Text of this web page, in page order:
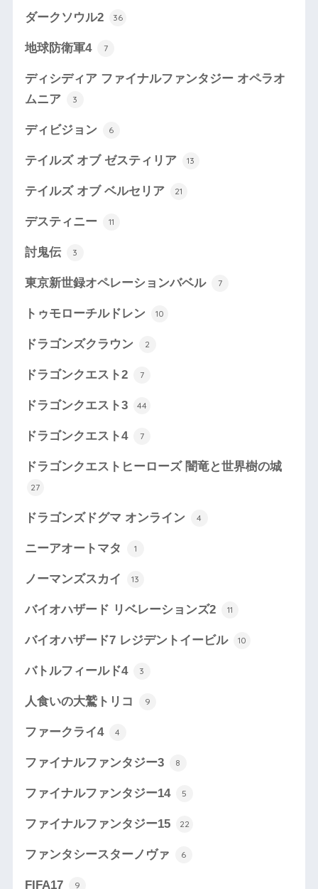
ダークソウル2 36
地球防衛軍4 7
ディシディア ファイナルファンタジー オペラオ
ムニア
3
ディビジョン 6
テイルズ オブ ゼスティリア 13
テイルズ オブ ベルセリア 21
デスティニー 11
討鬼伝 3
東京新世録オペレーションバベル 7
トゥモローチルドレン 10
ドラゴンズクラウン 2
ドラゴンクエスト2 7
ドラゴンクエスト3 44
ドラゴンクエスト4 7
ドラゴンクエストヒーローズ 闇竜と世界樹の城
27
ドラゴンズドグマ オンライン 4
ニーアオートマタ 1
ノーマンズスカイ 13
バイオハザード リベレーションズ2 11
バイオハザード7 レジデントイービル 10
バトルフィールド4 3
人食いの大鷲トリコ 9
ファークライ4 4
ファイナルファンタジー3 8
ファイナルファンタジー14 5
ファイナルファンタジー15 22
ファンタシースターノヴァ 6
FIFA17 9